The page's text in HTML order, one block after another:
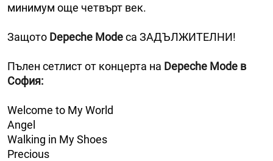
минимум още четвърт век.
Защото Depeche Modeса ЗАДЪЛЖИТЕЛНИ!
Пълен сетлист от концерта на Depeche Mode в
София:
Welcome to My World
Angel
Walking in My Shoes
Precious